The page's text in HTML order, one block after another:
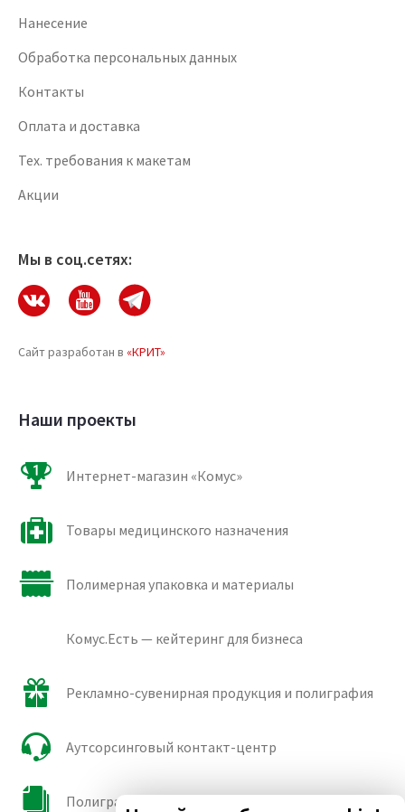
Нанесение
Обработка персональных данных
Контакты
Оплата и доставка
Тех. требования к макетам
Акции
Мы в соц.сетях:
Сайт разработан в «КРИТ»
Наши проекты
Интернет-магазин «Комус»
Товары медицинского назначения
Полимерная упаковка и материалы
Комус.Есть — кейтеринг для бизнеса
Рекламно-сувенирная продукция и полиграфия
Аутсорсинговый контакт-центр
Полиграфические сорта бумаги и картона